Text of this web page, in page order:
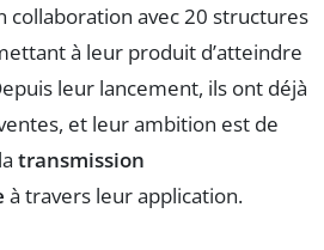
collaboration avec 20 structures
à leur produit d’atteindre
leur lancement, ils ont déjà
et leur ambition est de
transmission
à travers leur application.